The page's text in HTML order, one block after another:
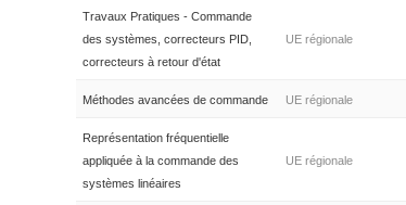
Travaux Pratiques - Commande
des systèmes, correcteurs PID,
correcteurs à retour d'état
UE régionale
Méthodes avancées de commande UE régionale
Représentation fréquentielle
appliquée à la commande des
systèmes linéaires
UE régionale